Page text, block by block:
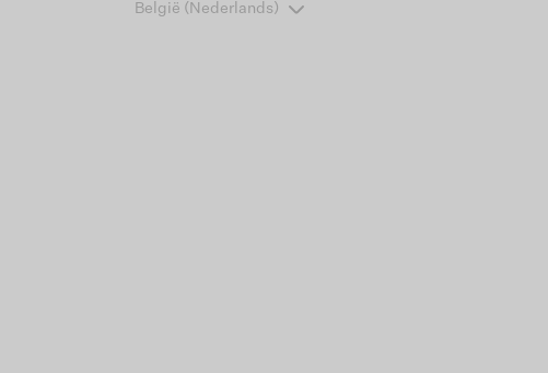
België (Nederlands)